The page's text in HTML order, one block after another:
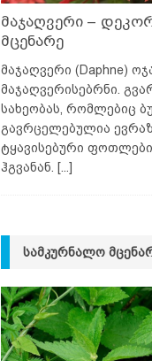
მაჯაღვერი –
მცენარე
მაჯაღვერი (Daphne)
მაჯაღვერისებრნი.
სახეობას, რომლებიც
გავრცელებულია
ტყავისებური
ჰგვანან. [...]
ᲡᲐᲛᲙᲣᲠᲜᲐᲚᲝ